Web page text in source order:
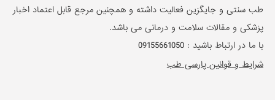
طب سنتی و جایگزین فعالیت داشته و همچنین مرجع قابل اعتماد اخبار
پزشکی و مقالات سلامت و درمانی می باشد.
با ما در ارتباط باشید :09155661050
شرایط و قوانین پارسی طب